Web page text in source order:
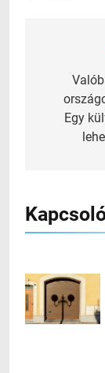
Egy